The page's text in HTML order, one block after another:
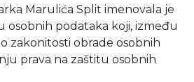
Marulića Split imenovala je
osobnih podataka koji, između
zakonitosti obrade osobnih
prava na zaštitu osobnih